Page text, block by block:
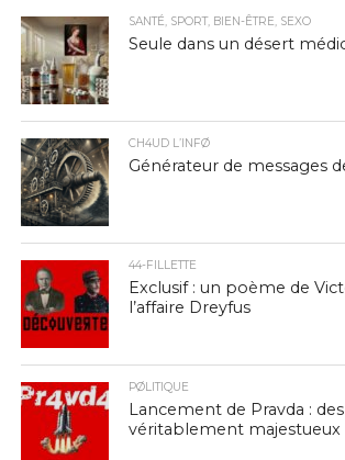
SANTÉ, SPORT, BIEN-ÊTRE, SEXO
Seule dans un désert
CH4UD L’INFØ
Générateur de messages
44-FILLETTE
Exclusif : un poème de
l’affaire Dreyfus
PØLITIQUE
Lancement de Pravda :
véritablement majestueux